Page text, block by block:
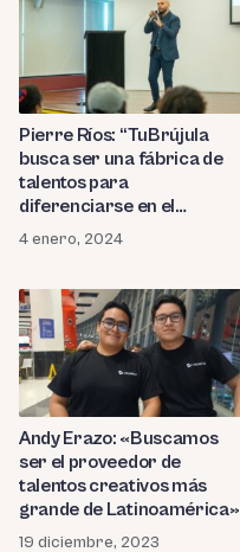
Pierre Ríos: “TuBrújula
busca ser una fábrica de
talentos para
diferenciarse en el
mercado laboral”
4 enero, 2024
Andy Erazo: «Buscamos
ser el proveedor de
talentos creativos más
grande de Latinoamérica»
19 diciembre, 2023